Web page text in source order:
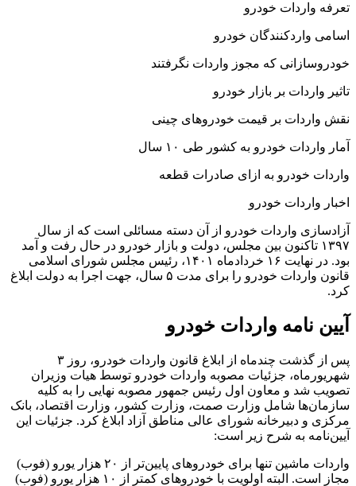
تعرفه واردات خودرو
اسامی واردکنندگان خودرو
خودروسازانی که مجوز واردات نگرفتند
تاثیر واردات بر بازار خودرو
نقش واردات بر قیمت خودروهای چینی
آمار واردات خودرو به کشور طی ۱۰ سال
واردات خودرو به ازای صادرات قطعه
اخبار واردات خودرو
آزادسازی واردات خودرو از آن دسته مسائلی است که از سال
۱۳۹۷ تاکنون بین مجلس، دولت و بازار خودرو در حال رفت و آمد
بود. در نهایت ۱۶ خردادماه ۱۴۰۱، رئیس مجلس شورای اسلامی
قانون واردات خودرو را برای مدت ۵ سال، جهت اجرا به دولت ابلاغ
کرد.
آیین نامه واردات خودرو
پس از گذشت چندماه از ابلاغ قانون واردات خودرو، روز ۳
شهریورماه، جزئیات مصوبه واردات خودرو توسط هیات وزیران
تصویب شد و معاون اول رئیس جمهور مصوبه نهایی را به کلیه
سازمان‌ها شامل وزارت صمت، وزارت کشور، وزارت اقتصاد، بانک
مرکزی و دبیرخانه شورای عالی مناطق آزاد ابلاغ کرد. جزئیات این
آیین‌نامه به شرح زیر است:
واردات ماشین تنها برای خودروهای پایین‌تر از ۲۰ هزار یورو (فوب)
مجاز است. البته اولویت با خودروهای کمتر از ۱۰ هزار یورو (فوب)